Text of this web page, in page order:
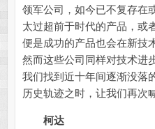
领军公司，如今已不复存在
太过超前于时代的产品，或
便是成功的产品也会在新技
然而这些公司同样对技术进
我们找到近十年间逐渐没落
历史轨迹之时，让我们再次
柯达